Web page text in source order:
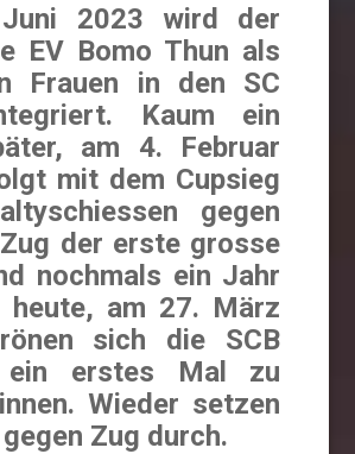
2023 wird der
EV Bomo Thun als
Frauen in den SC
Kaum ein
am 4. Februar
mit dem Cupsieg
gegen
der erste grosse
nochmals ein Jahr
heute, am 27. März
sich die SCB
ein erstes Mal zu
Wieder setzen
Zug durch.